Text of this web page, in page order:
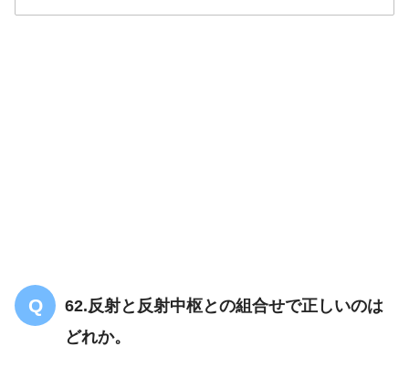
62.反射と反射中枢との組合せで正しいのは
どれか。